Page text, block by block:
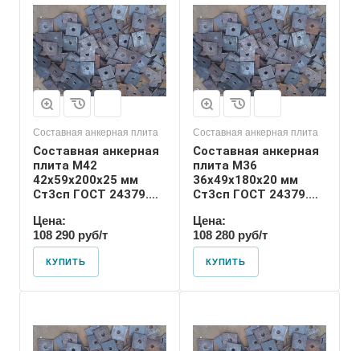
Составная анкерная плита
Составная анкерная
плита М42
42х59х200х25 мм
Ст3сп ГОСТ 24379.1-
Цена:
108 290 руб/т
КУПИТЬ
36
Номер диаметра
резьбы
М36
Размер резьбы
М36
Составная анкерная плита
Составная анкерная
плита М36
36х49х180х20 мм
Ст3сп ГОСТ 24379.1-
Цена:
108 280 руб/т
КУПИТЬ
24